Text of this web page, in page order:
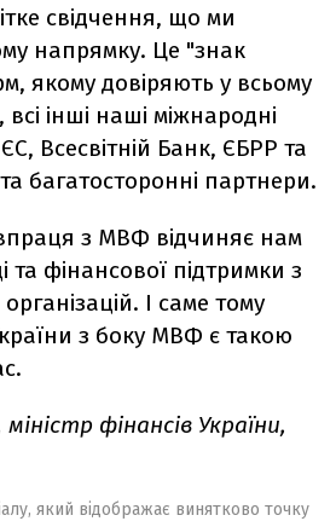
свідчення, що ми
напрямку. Це "знак
якому довіряють у всьому
всі інші наші міжнародні
Всесвітній Банк, ЄБРР та
багатосторонні партнери.
з МВФ відчиняє нам
та фінансової підтримки з
І саме тому
з боку МВФ є такою
фінансів України,
який відображає винятково точку